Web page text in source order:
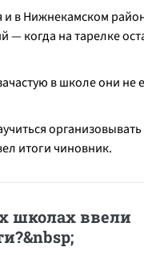
в Нижнекамском
— когда на тарелке
в школе они не
организовывать
итоги чиновник.
школах ввели